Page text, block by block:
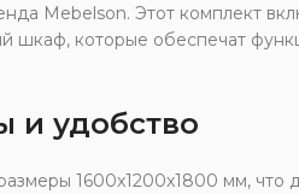
Mebelson. Этот комплект
шкаф, которые обеспечат
и удобство
1600x1200x1800 мм, что